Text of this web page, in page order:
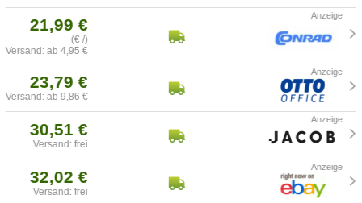
21,99 €
(€ /)
Versand: ab 4,95 €
23,79 €
Versand: ab 9,86 €
30,51 €
Versand: frei
32,02 €
Versand: frei